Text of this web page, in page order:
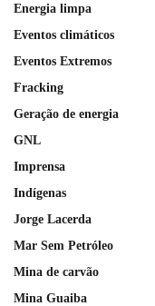
Energia limpa
Eventos climáticos
Eventos Extremos
Fracking
Geração de energia
GNL
Imprensa
Indígenas
Jorge Lacerda
Mar Sem Petróleo
Mina de carvão
Mina Guaiba